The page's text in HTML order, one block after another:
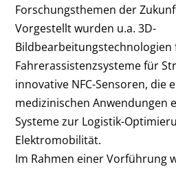
Forschungsthemen der
Vorgestellt wurden u.a. 3D-
Bildbearbeitungstechnologien
Fahrerassistenzsysteme für
innovative NFC-Sensoren, die
medizinischen Anwendungen
Systeme zur Logistik-
Elektromobilität.
Im Rahmen einer Vorführung